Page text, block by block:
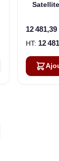
12 481,39
12